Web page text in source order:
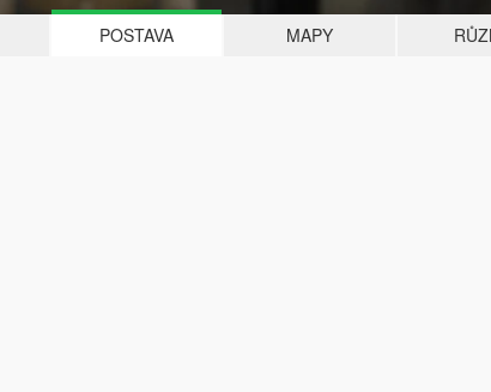
POSTAVA MAPY